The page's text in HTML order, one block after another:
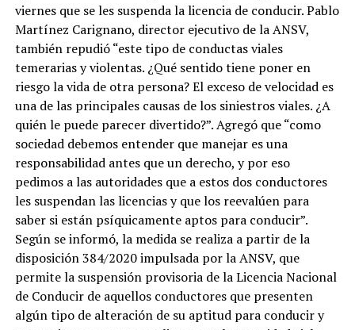
viernes que se les suspenda la licencia de conducir. Pablo
Martínez Carignano, director ejecutivo de la ANSV,
también repudió “este tipo de conductas viales
temerarias y violentas. ¿Qué sentido tiene poner en
riesgo la vida de otra persona? El exceso de velocidad es
una de las principales causas de los siniestros viales. ¿A
quién le puede parecer divertido?”. Agregó que “como
sociedad debemos entender que manejar es una
responsabilidad antes que un derecho, y por eso
pedimos a las autoridades que a estos dos conductores
les suspendan las licencias y que los reevalúen para
saber si están psíquicamente aptos para conducir”.
Según se informó, la medida se realiza a partir de la
disposición 384/2020 impulsada por la ANSV, que
permite la suspensión provisoria de la Licencia Nacional
de Conducir de aquellos conductores que presenten
algún tipo de alteración de su aptitud para conducir y